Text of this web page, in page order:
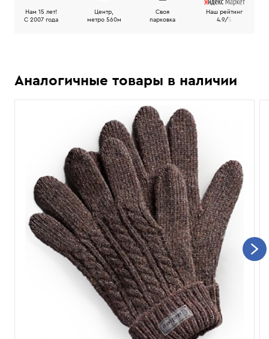
Нам 15 лет!
C 2007 года
Центр,
метро 560м
Своя
парковка
Наш рейтинг
4.9/5
Аналогичные товары в наличии